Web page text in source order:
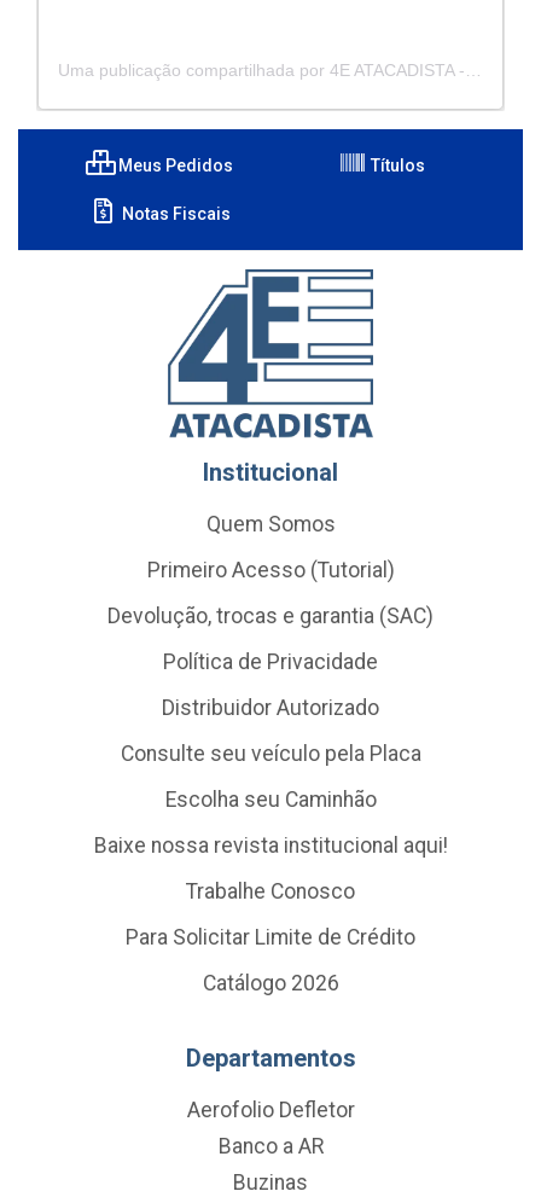
Meus Pedidos Títulos
Notas Fiscais
Institucional
Quem Somos
Primeiro Acesso (Tutorial)
Devolução, trocas e garantia (SAC)
Política de Privacidade
Distribuidor Autorizado
Consulte seu veículo pela Placa
Escolha seu Caminhão
Baixe nossa revista institucional aqui!
Trabalhe Conosco
Para Solicitar Limite de Crédito
Catálogo 2026
Departamentos
Aerofolio Defletor
Banco a AR
Buzinas